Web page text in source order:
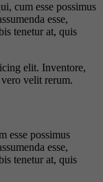
cum esse possimus
esse,
tenetur at, quis
elit. Inventore,
velit rerum.
esse possimus
esse,
tenetur at, quis